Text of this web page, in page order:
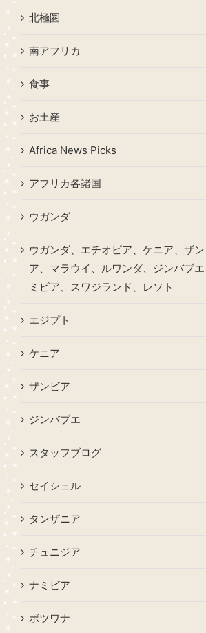
北極圏
南アフリカ
食事
お土産
Africa News Picks
アフリカ各諸国
ウガンダ
ウガンダ、エチオピア、ケニア、ザ
ア、マラウイ、ルワンダ、ジンバブ
ミビア、スワジランド、レソト
エジプト
ケニア
ザンビア
ジンバブエ
スタッフブログ
セイシェル
タンザニア
チュニジア
ナミビア
ボツワナ